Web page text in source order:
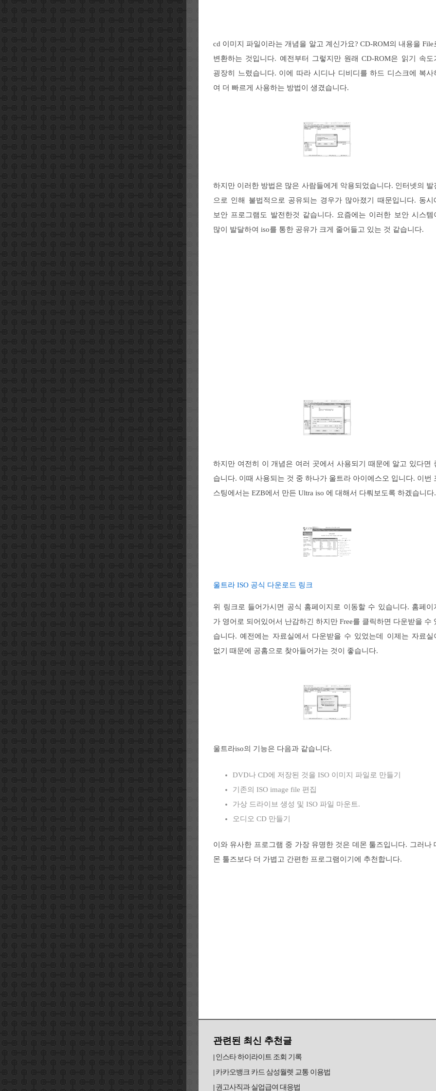
cd 이미지 파일이라는 개념을 알고 계신가요? CD-ROM의 내용을 File
변환하는 것입니다. 예전부터 그렇지만 원래 CD-ROM은 읽기 속도
굉장히 느렸습니다. 이에 따라 시디나 디비디를 하드 디스크에 복사
여 더 빠르게 사용하는 방법이 생겼습니다.
하지만 이러한 방법은 많은 사람들에게 악용되었습니다. 인터넷의 발
으로 인해 불법적으로 공유되는 경우가 많아졌기 때문입니다. 동시
보안 프로그램도 발전한것 같습니다. 요즘에는 이러한 보안 시스템
많이 발달하여 iso를 통한 공유가 크게 줄어들고 있는 것 같습니다.
하지만 여전히 이 개념은 여러 곳에서 사용되기 때문에 알고 있다면
습니다. 이때 사용되는 것 중 하나가 울트라 아이에스오 입니다. 이번
스팅에서는 EZB에서 만든 Ultra iso 에 대해서 다뤄보도록 하겠습니다.
울트라 ISO 공식 다운로드 링크
위 링크로 들어가시면 공식 홈페이지로 이동할 수 있습니다. 홈페이
가 영어로 되어있어서 난감하긴 하지만 Free를 클릭하면 다운받을 수
습니다. 예전에는 자료실에서 다운받을 수 있었는데 이제는 자료실
없기 때문에 공홈으로 찾아들어가는 것이 좋습니다.
울트라iso의 기능은 다음과 같습니다.
DVD나 CD에 저장된 것을 ISO 이미지 파일로 만들기
기존의 ISO image file 편집
가상 드라이브 생성 및 ISO 파일 마운트.
오디오 CD 만들기
이와 유사한 프로그램 중 가장 유명한 것은 데몬 툴즈입니다. 그러나
몬 툴즈보다 더 가볍고 간편한 프로그램이기에 추천합니다.
관련된 최신 추천글
인스타 하이라이트 조회 기록
카카오뱅크 카드 삼성월렛 교통 이용법
권고사직과 실업급여 대응법